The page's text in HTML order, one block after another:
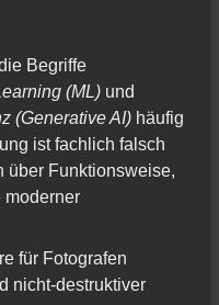
Begriffe
(ML) und
(Generative AI) häufig
ist fachlich falsch
über Funktionsweise,
moderner
für Fotografen
nicht-destruktiver